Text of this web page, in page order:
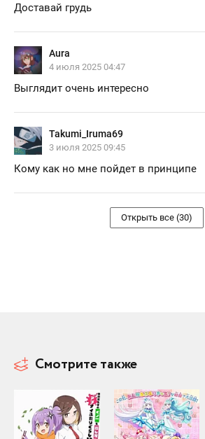
Доставай грудь
Aura
4 июля 2025 04:47
Выглядит очень интересно
Takumi_Iruma69
3 июля 2025 09:45
Кому как но мне пойдет в принципе
Открыть все (30)
Смотрите также